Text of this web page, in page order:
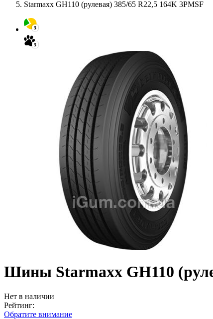
Starmaxx GH110 (рулевая) 385/65 R22,5 164K 3PMSF
Шины Starmaxx GH110
Нет в наличии
Рейтинг:
Обратите внимание